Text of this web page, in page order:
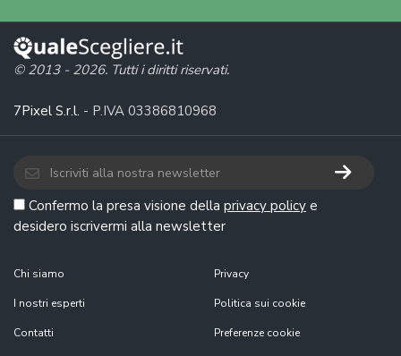
© 2013 - 2026. Tutti i diritti riservati.
7Pixel S.r.l. - P.IVA 03386810968
Confermo la presa visione della privacy policy e
desidero iscrivermi alla newsletter
Chi siamo
I nostri esperti
Contatti
Privacy
Politica sui cookie
Preferenze cookie